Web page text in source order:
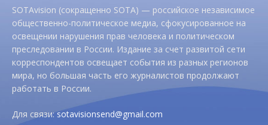
SOTAvision (сокращенно SOTA) — российское независимое
общественно-политическое медиа, сфокусированное на
освещении нарушения прав человека и политическом
преследовании в России. Издание за счет развитой сети
корреспондентов освещает события из разных регионов
мира, но большая часть его журналистов продолжают
работать в России.
Для связи:sotavisionsend@gmail.com